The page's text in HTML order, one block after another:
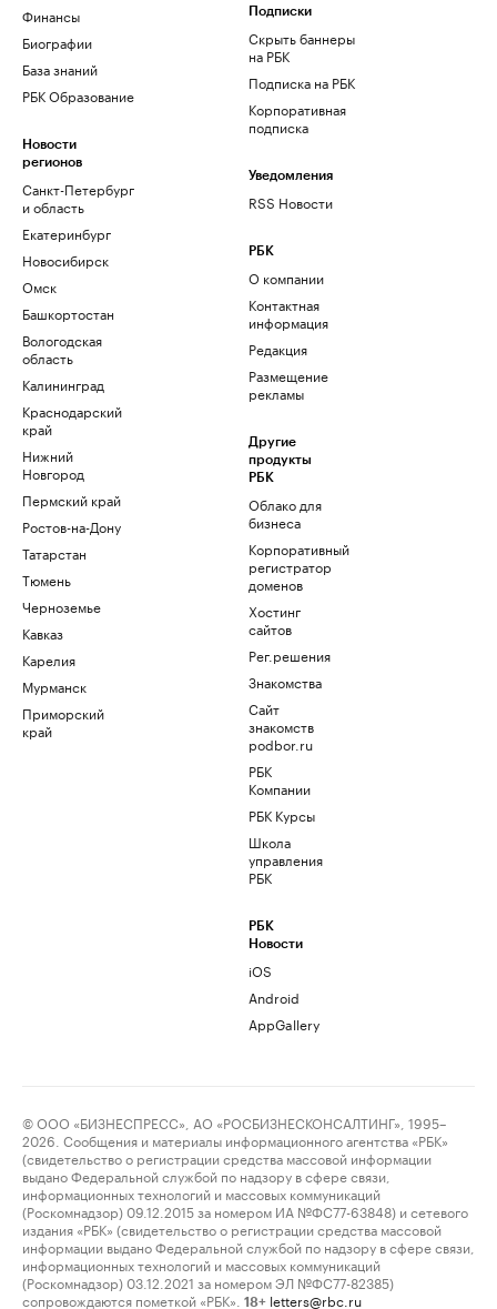
Финансы
Биографии
База знаний
РБК Образование
Новости
регионов
Санкт-Петербург
и область
Екатеринбург
Новосибирск
Омск
Башкортостан
Вологодская
область
Калининград
Краснодарский
край
Нижний
Новгород
Пермский край
Ростов-на-Дону
Татарстан
Тюмень
Черноземье
Кавказ
Карелия
Мурманск
Приморский
край
Подписки
Скрыть баннеры
на РБК
Подписка на РБК
Корпоративная
подписка
Уведомления
RSS Новости
РБК
О компании
Контактная
информация
Редакция
Размещение
рекламы
Другие
продукты
РБК
Облако для
бизнеса
Корпоративный
регистратор
доменов
Хостинг
сайтов
Рег.решения
Знакомства
Сайт
знакомств
podbor.ru
РБК
Компании
РБК Курсы
Школа
управления
РБК
РБК
Новости
iOS
Android
AppGallery
© ООО «БИЗНЕСПРЕСС», АО «РОСБИЗНЕСКОНСАЛТИНГ», 1995–
2026. Сообщения и материалы информационного агентства «РБК»
(свидетельство о регистрации средства массовой информации
выдано Федеральной службой по надзору в сфере связи,
информационных технологий и массовых коммуникаций
(Роскомнадзор) 09.12.2015 за номером ИА №ФС77-63848) и сетевого
издания «РБК» (свидетельство о регистрации средства массовой
информации выдано Федеральной службой по надзору в сфере связи,
информационных технологий и массовых коммуникаций
(Роскомнадзор) 03.12.2021 за номером ЭЛ №ФС77-82385)
сопровождаются пометкой «РБК».
18+ letters@rbc.ru